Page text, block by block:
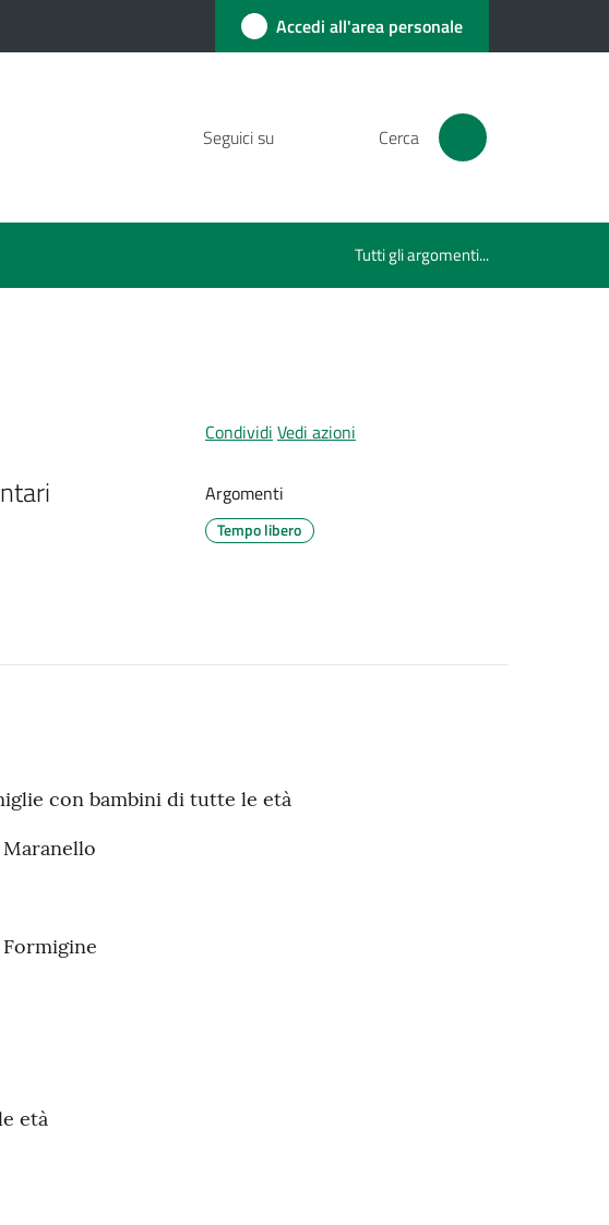
Accedi all'area personale
Seguici su Cerca
Tutti gli argomenti...
Condividi Vedi azioni
Argomenti
Tempo libero
con bambini di tutte le età
età